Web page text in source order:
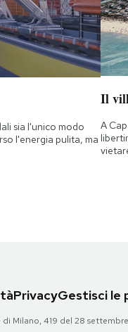
sia l'unico modo
l'energia pulita, ma
Il
A
PrivacyGestisci le
Milano, 419 del 28